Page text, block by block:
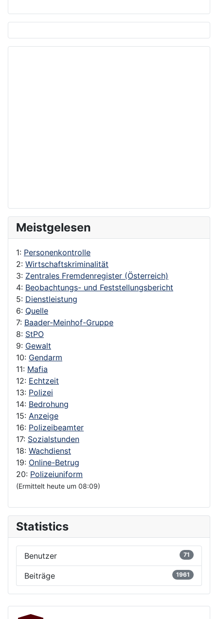
Meistgelesen
1: Personenkontrolle
2: Wirtschaftskriminalität
3: Zentrales Fremdenregister (Österreich)
4: Beobachtungs- und Feststellungsbericht
5: Dienstleistung
6: Quelle
7: Baader-Meinhof-Gruppe
8: StPO
9: Gewalt
10: Gendarm
11: Mafia
12: Echtzeit
13: Polizei
14: Bedrohung
15: Anzeige
16: Polizeibeamter
17: Sozialstunden
18: Wachdienst
19: Online-Betrug
20: Polizeiuniform
(Ermittelt heute um 08:09)
Statistics
Benutzer 71
Beiträge 1961